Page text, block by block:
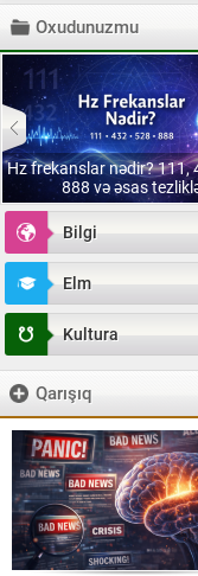
Oxudunuzmu
Hz frekanslar nədir? 111,
888 və əsas
Bilgi
Elm
Kultura
Qarışıq